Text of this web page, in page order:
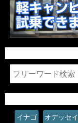
イナゴ オデッセイ